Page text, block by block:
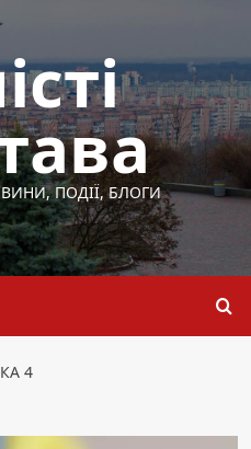
ПОДІЇ, БЛОГИ
4